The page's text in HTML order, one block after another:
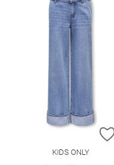
KIDS ONLY